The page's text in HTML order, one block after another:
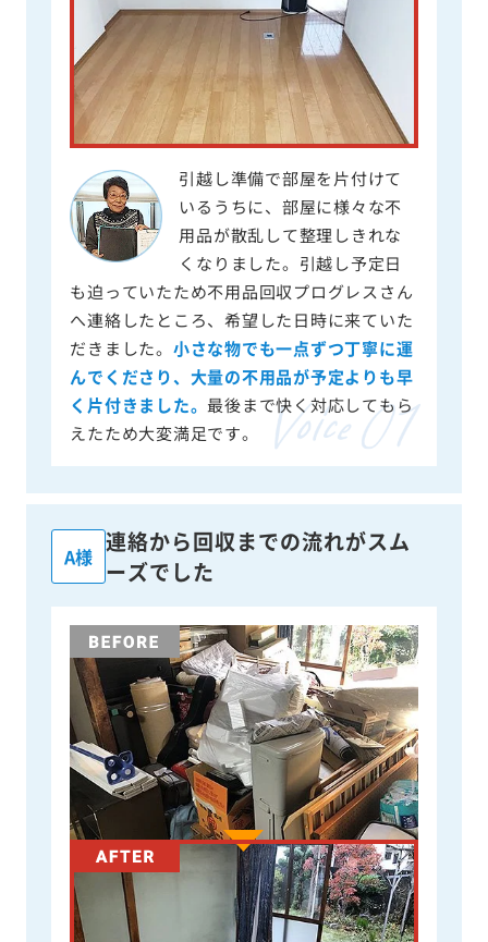
引越し準備で部屋を片付けて
いるうちに、部屋に様々な不
用品が散乱して整理しきれな
くなりました。引越し予定日
も迫っていたため不用品回収プログレスさん
へ連絡したところ、希望した日時に来ていた
だきました。 小さな物でも一点ずつ丁寧に運
んでくださり、大量の不用品が予定よりも早
く片付きました。 最後まで快く対応してもら
えたため大変満足です。
A様
連絡から回収までの流れがスム
ーズでした